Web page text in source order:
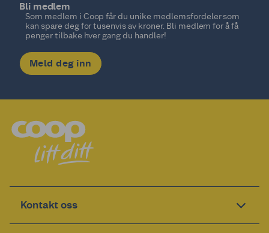
Bli medlem
Som medlem i Coop får du unike medlemsfordeler som
kan spare deg for tusenvis av kroner. Bli medlem for å få
penger tilbake hver gang du handler!
Meld deg inn
Kontakt oss